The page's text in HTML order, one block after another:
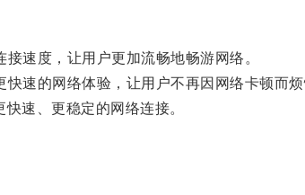
速度，让用户更加流畅地畅游网络。
的网络体验，让用户不再因网络卡顿而烦
速、更稳定的网络连接。